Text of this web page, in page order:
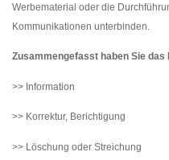
Werbematerial oder die
Kommunikationen unterbinden.
Zusammengefasst haben Sie das
>> Information
>> Korrektur, Berichtigung
>> Löschung oder Streichung